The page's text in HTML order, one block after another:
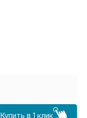
Купить в 1 клик